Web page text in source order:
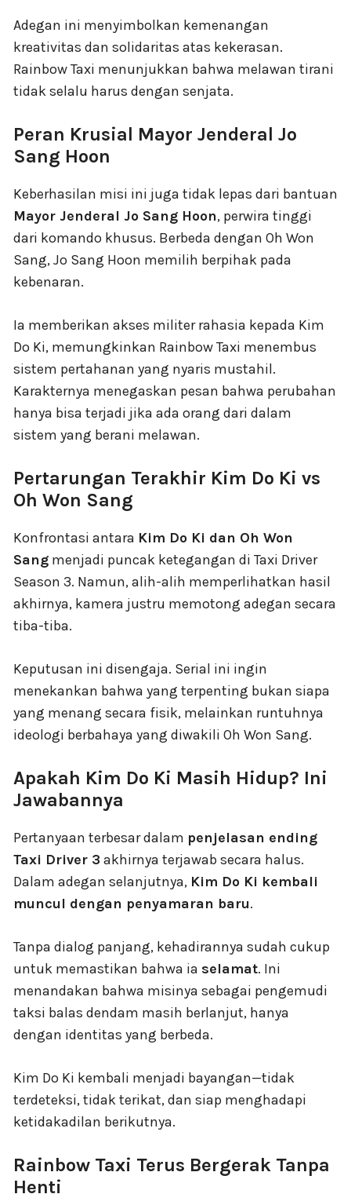
Adegan ini menyimbolkan kemenangan
kreativitas dan solidaritas atas kekerasan.
Rainbow Taxi menunjukkan bahwa melawan tirani
tidak selalu harus dengan senjata.
Peran Krusial Mayor Jenderal Jo
Sang Hoon
Keberhasilan misi ini juga tidak lepas dari bantuan
Mayor Jenderal Jo Sang Hoon, perwira tinggi
dari komando khusus. Berbeda dengan Oh Won
Sang, Jo Sang Hoon memilih berpihak pada
kebenaran.
Ia memberikan akses militer rahasia kepada Kim
Do Ki, memungkinkan Rainbow Taxi menembus
sistem pertahanan yang nyaris mustahil.
Karakternya menegaskan pesan bahwa perubahan
hanya bisa terjadi jika ada orang dari dalam
sistem yang berani melawan.
Pertarungan Terakhir Kim Do Ki vs
Oh Won Sang
Konfrontasi antara Kim Do Ki dan Oh Won
Sang menjadi puncak ketegangan di Taxi Driver
Season 3. Namun, alih-alih memperlihatkan hasil
akhirnya, kamera justru memotong adegan secara
tiba-tiba.
Keputusan ini disengaja. Serial ini ingin
menekankan bahwa yang terpenting bukan siapa
yang menang secara fisik, melainkan runtuhnya
ideologi berbahaya yang diwakili Oh Won Sang.
Apakah Kim Do Ki Masih Hidup? Ini
Jawabannya
Pertanyaan terbesar dalam penjelasan ending
Taxi Driver 3 akhirnya terjawab secara halus.
Dalam adegan selanjutnya, Kim Do Ki kembali
muncul dengan penyamaran baru.
Tanpa dialog panjang, kehadirannya sudah cukup
untuk memastikan bahwa ia selamat. Ini
menandakan bahwa misinya sebagai pengemudi
taksi balas dendam masih berlanjut, hanya
dengan identitas yang berbeda.
Kim Do Ki kembali menjadi bayangan—tidak
terdeteksi, tidak terikat, dan siap menghadapi
ketidakadilan berikutnya.
Rainbow Taxi Terus Bergerak Tanpa
Henti